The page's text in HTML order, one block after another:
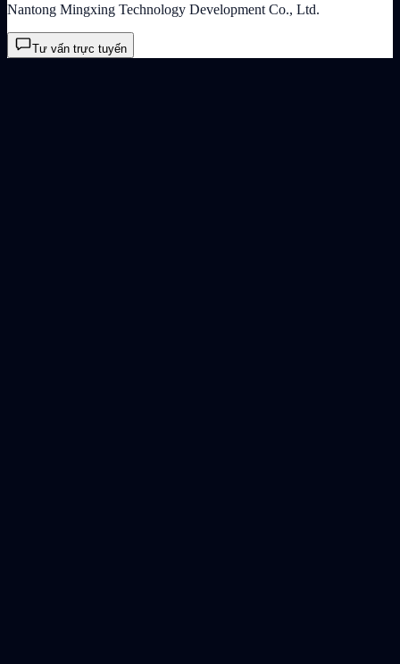
Nantong Mingxing Technology Development Co., Ltd.
Tư vấn trực tuyến